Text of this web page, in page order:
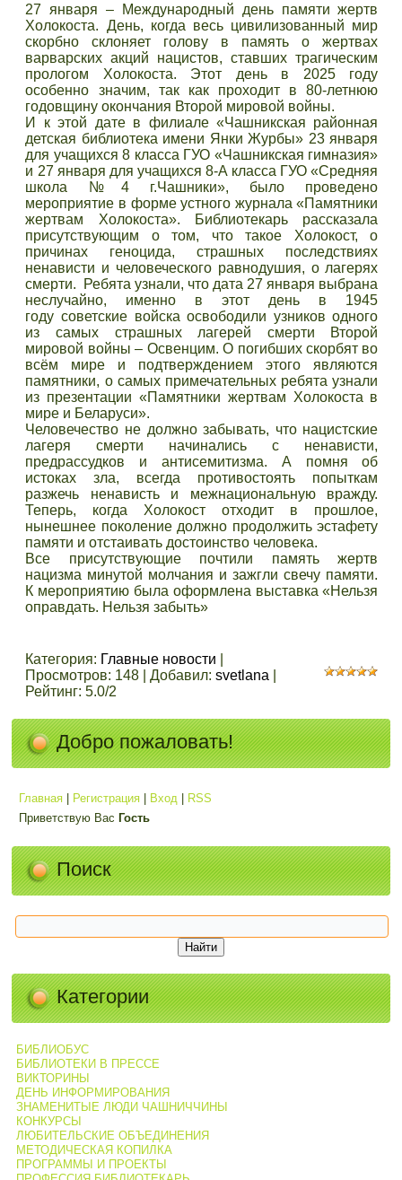
27 января – Международный день памяти жертв
Холокоста. День, когда весь цивилизованный мир
скорбно склоняет голову в память о жертвах
варварских акций нацистов, ставших трагическим
прологом Холокоста. Этот день в 2025 году
особенно значим, так как проходит в 80-летнюю
годовщину окончания Второй мировой войны.
И к этой дате в филиале «Чашникская районная
детская библиотека имени Янки Журбы» 23 января
для учащихся 8 класса ГУО «Чашникская гимназия»
и 27 января для учащихся 8-А класса ГУО «Средняя
школа №4 г.Чашники», было проведено
мероприятие в форме устного журнала «Памятники
жертвам Холокоста». Библиотекарь рассказала
присутствующим о том, что такое Холокост, о
причинах геноцида, страшных последствиях
ненависти и человеческого равнодушия, о лагерях
смерти. Ребята узнали, что дата 27 января выбрана
неслучайно, именно в этот день в 1945
году советские войска освободили узников одного
из самых страшных лагерей смерти Второй
мировой войны – Освенцим. О погибших скорбят во
всём мире и подтверждением этого являются
памятники, о самых примечательных ребята узнали
из презентации «Памятники жертвам Холокоста в
мире и Беларуси».
Человечество не должно забывать, что нацистские
лагеря смерти начинались с ненависти,
предрассудков и антисемитизма. А помня об
истоках зла, всегда противостоять попыткам
разжечь ненависть и межнациональную вражду.
Теперь, когда Холокост отходит в прошлое,
нынешнее поколение должно продолжить эстафету
памяти и отстаивать достоинство человека.
Все присутствующие почтили память жертв
нацизма минутой молчания и зажгли свечу памяти.
К мероприятию была оформлена выставка «Нельзя
оправдать. Нельзя забыть»
Категория: Главные новости
Просмотров: 148 |Добавил: svetlana
Рейтинг: 5.0/2
Добро пожаловать!
Главная Регистрация Вход
RSS
Приветствую Вас Гость
Поиск
Категории
БИБЛИОБУС
БИБЛИОТЕКИ В ПРЕССЕ
ВИКТОРИНЫ
ДЕНЬ ИНФОРМИРОВАНИЯ
ЗНАМЕНИТЫЕ ЛЮДИ ЧАШНИЧЧИНЫ
КОНКУРСЫ
ЛЮБИТЕЛЬСКИЕ ОБЪЕДИНЕНИЯ
МЕТОДИЧЕСКАЯ КОПИЛКА
ПРОГРАММЫ И ПРОЕКТЫ